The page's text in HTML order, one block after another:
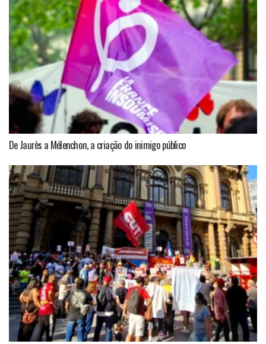
De Jaurès a Mélenchon, a criação do inimigo público